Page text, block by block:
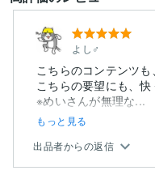
よし♂
こちらのコンテンツも
こちらの要望にも、快
※めいさんが無理な...
もっと見る
出品者からの返信